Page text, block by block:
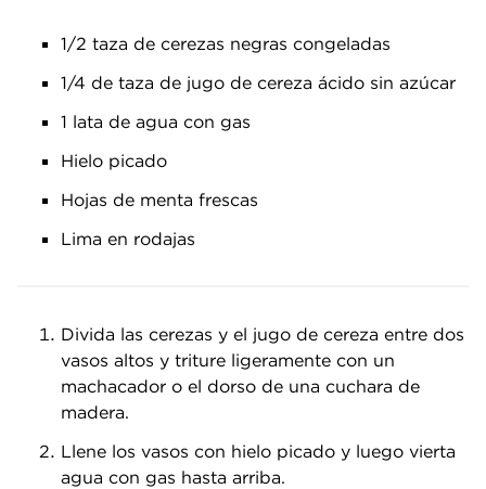
1/2 taza de cerezas negras congeladas
1/4 de taza de jugo de cereza ácido sin azúcar
1 lata de agua con gas
Hielo picado
Hojas de menta frescas
Lima en rodajas
Divida las cerezas y el jugo de cereza entre dos
vasos altos y triture ligeramente con un
machacador o el dorso de una cuchara de
madera.
Llene los vasos con hielo picado y luego vierta
agua con gas hasta arriba.